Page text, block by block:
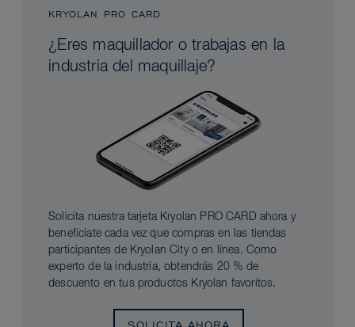
KRYOLAN PRO CARD
¿Eres maquillador o trabajas en la
industria del maquillaje?
Solicita nuestra tarjeta Kryolan PRO CARD ahora y
benefíciate cada vez que compras en las tiendas
participantes de Kryolan City o en línea. Como
experto de la industria, obtendrás 20 % de
descuento en tus productos Kryolan favoritos.
SOLICITA AHORA